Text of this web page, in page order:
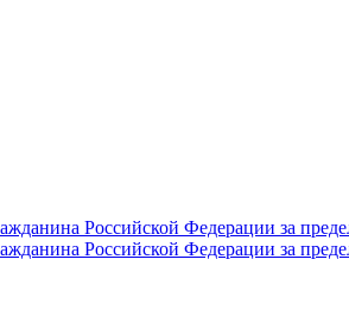
Российской Федерации за
Российской Федерации за